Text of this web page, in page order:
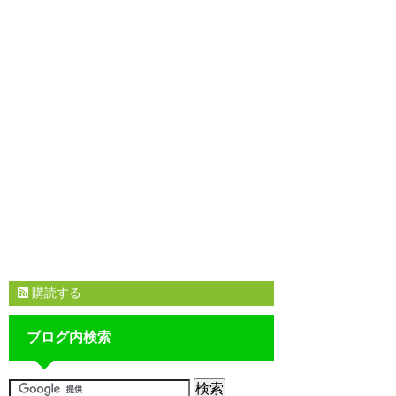
購読する
ブログ内検索